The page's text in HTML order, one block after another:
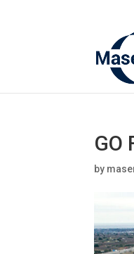
GO
by